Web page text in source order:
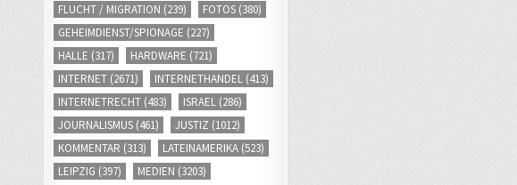
FLUCHT / MIGRATION (239) FOTOS (380)
GEHEIMDIENST/SPIONAGE (227)
HALLE (317) HARDWARE (721)
INTERNET (2671) INTERNETHANDEL (413)
INTERNETRECHT (483) ISRAEL (286)
JOURNALISMUS (461) JUSTIZ (1012)
KOMMENTAR (313) LATEINAMERIKA (523)
LEIPZIG (397) MEDIEN (3203)